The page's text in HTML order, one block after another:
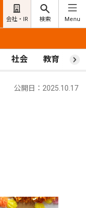
会社・IR 検索 Menu
社会 教育 ス
公開日：2025.10.17